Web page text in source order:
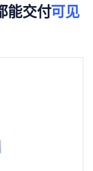
能交付可见